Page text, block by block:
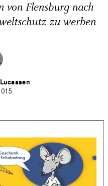
Flensburg nach
zu werben